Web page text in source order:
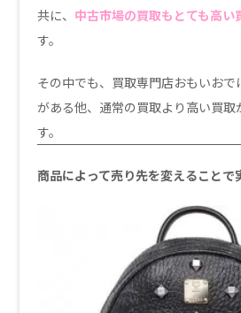
共に、 中古市場の買取もとても高い
す。
その中でも、買取専門店おもいおで
がある他、通常の買取より高い買取
す。
商品によって売り先を変えることで